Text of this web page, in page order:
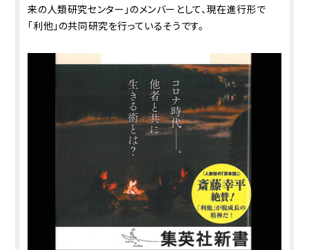
来の人類研究センター」のメンバーとして、現在進行形で
「利他」の共同研究を行っているそうです。